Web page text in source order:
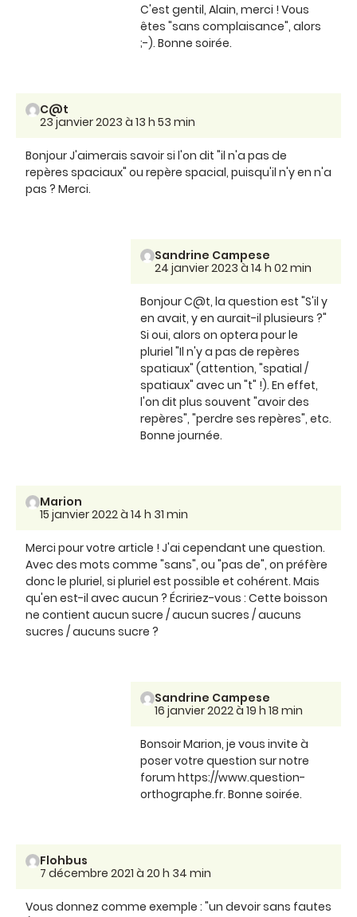
C'est gentil, Alain, merci ! Vous
êtes "sans complaisance", alors
;-). Bonne soirée.
C@t
23 janvier 2023 à 13 h 53 min
Bonjour J'aimerais savoir si l'on dit "il n'a pas de
repères spaciaux" ou repère spacial, puisqu'il n'y en n'a
pas ? Merci.
Sandrine Campese
24 janvier 2023 à 14 h 02 min
Bonjour C@t, la question est "S'il y
en avait, y en aurait-il plusieurs ?"
Si oui, alors on optera pour le
pluriel "Il n'y a pas de repères
spatiaux" (attention, "spatial /
spatiaux" avec un "t" !). En effet,
l'on dit plus souvent "avoir des
repères", "perdre ses repères", etc.
Bonne journée.
Marion
15 janvier 2022 à 14 h 31 min
Merci pour votre article ! J'ai cependant une question.
Avec des mots comme "sans", ou "pas de", on préfère
donc le pluriel, si pluriel est possible et cohérent. Mais
qu'en est-il avec aucun ? Écririez-vous : Cette boisson
ne contient aucun sucre / aucun sucres / aucuns
sucres / aucuns sucre ?
Sandrine Campese
16 janvier 2022 à 19 h 18 min
Bonsoir Marion, je vous invite à
poser votre question sur notre
forum https://www.question-
orthographe.fr. Bonne soirée.
Flohbus
7 décembre 2021 à 20 h 34 min
Vous donnez comme exemple : "un devoir sans fautes